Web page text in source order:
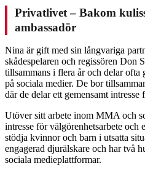
Privatlivet – Bakom
ambassadör
Nina är gift med sin långvariga
skådespelaren och regissören Don
tillsammans i flera år och delar ofta
på sociala medier. De bor
där de delar ett gemensamt intresse
Utöver sitt arbete inom MMA och
intresse för välgörenhetsarbete och
stödja kvinnor och barn i utsatta
engagerad djurälskare och har två
sociala medieplattformar.